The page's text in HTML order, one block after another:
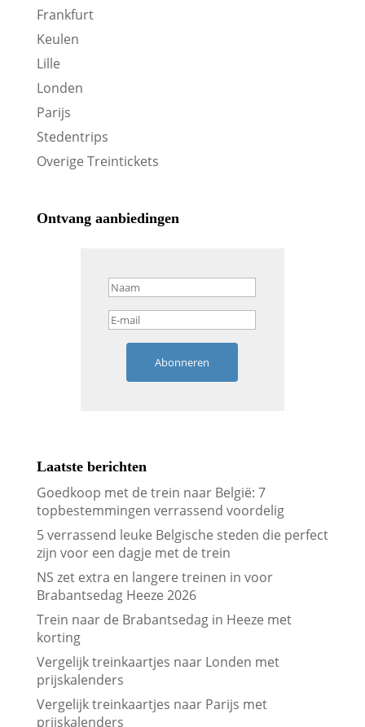
Frankfurt
Keulen
Lille
Londen
Parijs
Stedentrips
Overige Treintickets
Ontvang aanbiedingen
Abonneren
Laatste berichten
Goedkoop met de trein naar België: 7
topbestemmingen verrassend voordelig
5 verrassend leuke Belgische steden die perfect
zijn voor een dagje met de trein
NS zet extra en langere treinen in voor
Brabantsedag Heeze 2026
Trein naar de Brabantsedag in Heeze met
korting
Vergelijk treinkaartjes naar Londen met
prijskalenders
Vergelijk treinkaartjes naar Parijs met
prijskalenders